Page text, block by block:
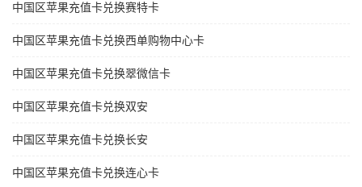
中国区苹果充值卡兑换赛特卡
中国区苹果充值卡兑换西单购物中心卡
中国区苹果充值卡兑换翠微信卡
中国区苹果充值卡兑换双安
中国区苹果充值卡兑换长安
中国区苹果充值卡兑换连心卡